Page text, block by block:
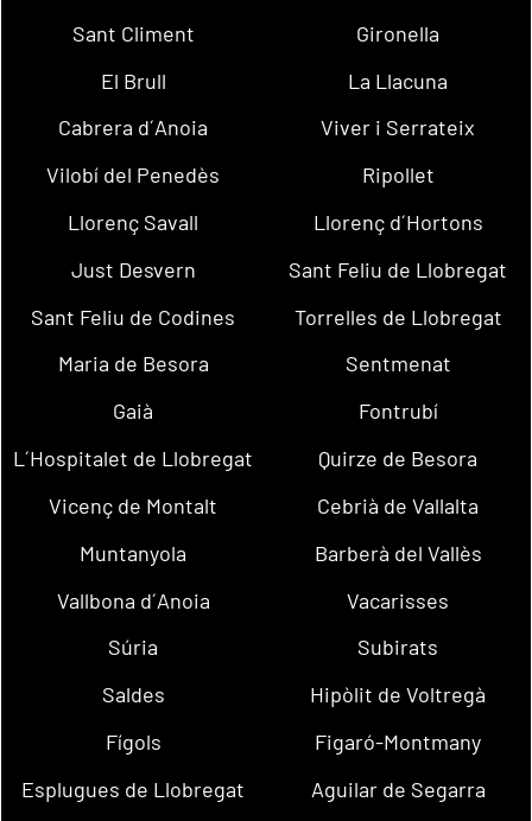
Sant Climent
Gironella
El Brull
La Llacuna
Cabrera d´Anoia
Viver i Serrateix
Vilobí del Penedès
Ripollet
Llorenç Savall
Llorenç d´Hortons
Just Desvern
Sant Feliu de Llobregat
Sant Feliu de Codines
Torrelles de Llobregat
Maria de Besora
Sentmenat
Gaià
Fontrubí
L´Hospitalet de Llobregat
Quirze de Besora
Vicenç de Montalt
Cebrià de Vallalta
Muntanyola
Barberà del Vallès
Vallbona d´Anoia
Vacarisses
Súria
Subirats
Saldes
Hipòlit de Voltregà
Fígols
Figaró-Montmany
Esplugues de Llobregat
Aguilar de Segarra